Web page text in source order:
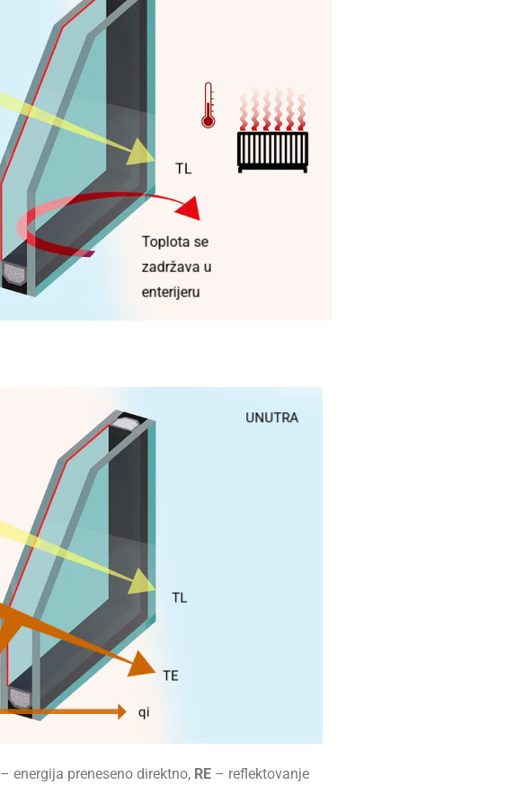
TL
Toplota se
zadržava u
enterijeru
UNUTRA
TL
TE
qi
– energija preneseno direktno, RE – reflektovanje